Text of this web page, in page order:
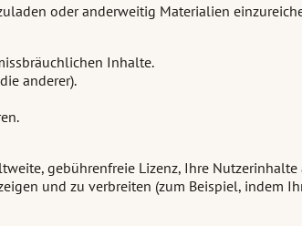
oder anderweitig Materialien
Inhalte.
anderer).
gebührenfreie Lizenz, Ihre
und zu verbreiten (zum Beispiel,